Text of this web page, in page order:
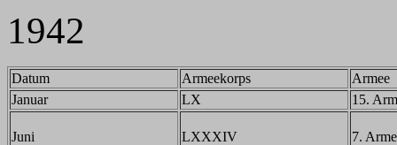
1942
Datum Armeekorps
Armee
Januar
LX 15.
Juni LXXXIV 7.